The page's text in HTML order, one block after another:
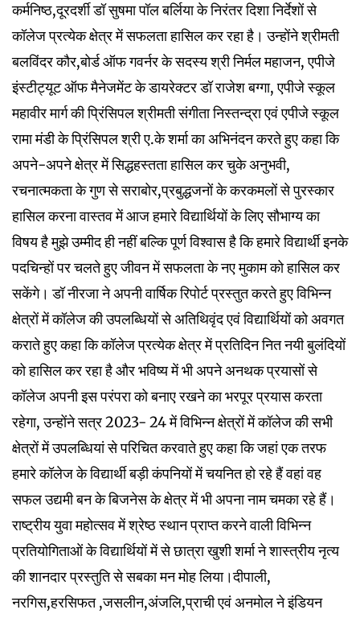
कर्मनिष्ठ,दूरदर्शी डॉ सुषमा पॉल बर्लिया के निरंतर दिशा निर्देशों से
कॉलेज प्रत्येक क्षेत्र में सफलता हासिल कर रहा है। उन्होंने श्रीमती
बलविंदर कौर,बोर्ड ऑफ गवर्नर के सदस्य श्री निर्मल महाजन, एपीजे
इंस्टीट्यूट ऑफ मैनेजमेंट के डायरेक्टर डॉ राजेश बग्गा, एपीजे स्कूल
महावीर मार्ग की प्रिंसिपल श्रीमती संगीता निस्तन्द्रा एवं एपीजे स्कूल
रामा मंडी के प्रिंसिपल श्री ए.के शर्मा का अभिनंदन करते हुए कहा कि
अपने-अपने क्षेत्र में सिद्धहस्तता हासिल कर चुके अनुभवी,
रचनात्मकता के गुण से सराबोर,प्रबुद्धजनों के करकमलों से पुरस्कार
हासिल करना वास्तव में आज हमारे विद्यार्थियों के लिए सौभाग्य का
विषय है मुझे उम्मीद ही नहीं बल्कि पूर्ण विश्वास है कि हमारे विद्यार्थी इनके
पदचिन्हों पर चलते हुए जीवन में सफलता के नए मुकाम को हासिल कर
सकेंगे। डॉ नीरजा ने अपनी वार्षिक रिपोर्ट प्रस्तुत करते हुए विभिन्न
क्षेत्रों में कॉलेज की उपलब्धियों से अतिथिवृंद एवं विद्यार्थियों को अवगत
कराते हुए कहा कि कॉलेज प्रत्येक क्षेत्र में प्रतिदिन नित नयी बुलंदियों
को हासिल कर रहा है और भविष्य में भी अपने अनथक प्रयासों से
कॉलेज अपनी इस परंपरा को बनाए रखने का भरपूर प्रयास करता
रहेगा, उन्होंने सत्र 2023- 24 में विभिन्न क्षेत्रों में कॉलेज की सभी
क्षेत्रों में उपलब्धियां से परिचित करवाते हुए कहा कि जहां एक तरफ
हमारे कॉलेज के विद्यार्थी बड़ी कंपनियों में चयनित हो रहे हैं वहां वह
सफल उद्यमी बन के बिजनेस के क्षेत्र में भी अपना नाम चमका रहे हैं।
राष्ट्रीय युवा महोत्सव में श्रेष्ठ स्थान प्राप्त करने वाली विभिन्न
प्रतियोगिताओं के विद्यार्थियों में से छात्रा खुशी शर्मा ने शास्त्रीय नृत्य
की शानदार प्रस्तुति से सबका मन मोह लिया।दीपाली,
नरगिस,हरसिफत ,जसलीन,अंजलि,प्राची एवं अनमोल ने इंडियन